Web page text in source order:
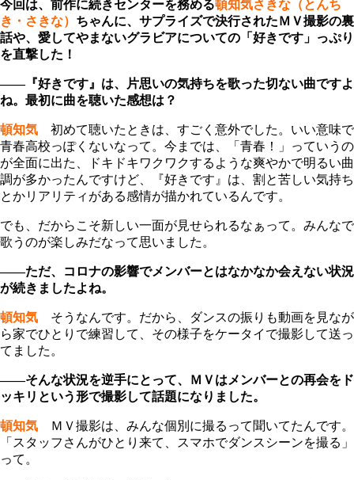
今回は、前作に続きセンターを務める頓知気さきな（とんち
き・さきな） ちゃんに、サプライズで決行されたＭＶ撮影の裏
話や、愛してやまないグラビアについての「好きです」っぷり
を直撃した！
――『好きです』 は、片思いの気持ちを歌った切ない曲ですよ
ね。最初に曲を聴いた感想は？
頓知気 初めて聴いたときは、すごく意外でした。いい意味で
青春高校っぽくないなって。今までは、「青春！」っていうの
が全面に出た、ドキドキワクワクするような爽やかで明るい曲
調が多かったんですけど、『好きです』は、割と苦しい気持ち
とかリアリティがある感情が描かれているんです。
でも、だからこそ新しい一面が見せられるなぁって。みんなで
歌うのが楽しみだなって思いました。
――ただ、コロナの影響でメンバーとはなかなか会えない状況
が続きましたよね。
頓知気 そうなんです。だから、ダンスの振りも動画を見なが
ら家でひとりで練習して、その様子をケータイで撮影して送っ
てました。
――そんな状況を逆手にとって、ＭＶはメンバーとの再会をド
ッキリという形で撮影して話題になりました。
頓知気 ＭＶ撮影は、みんな個別に撮るって聞いてたんです。
「スタッフさんがひとり来て、スマホでダンスシーンを撮る」
って。